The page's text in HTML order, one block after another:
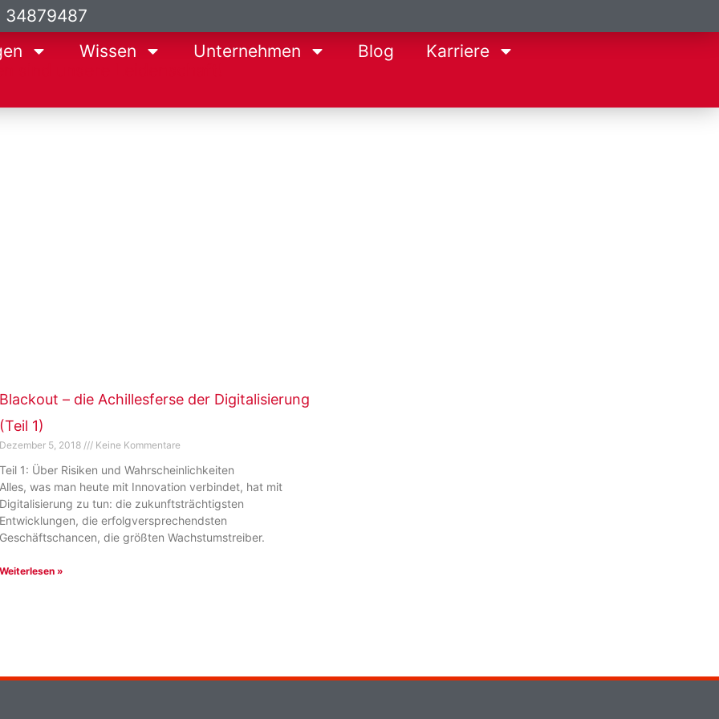
34879487
Wissen Unternehmen Blog
Karriere
Blackout – die Achillesferse der Digitalisierung
(Teil 1)
Dezember 5, 2018 Keine Kommentare
Teil 1: Über Risiken und Wahrscheinlichkeiten
Alles, was man heute mit Innovation verbindet, hat mit
Digitalisierung zu tun: die zukunftsträchtigsten
Entwicklungen, die erfolgversprechendsten
Geschäftschancen, die größten Wachstumstreiber.
Weiterlesen »